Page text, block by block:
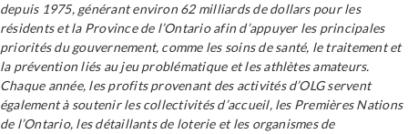
depuis 1975, générant environ 62 milliards de dollars pour les
résidents et la Province de l’Ontario afin d’appuyer les principales
priorités du gouvernement, comme les soins de santé, le traitement et
la prévention liés au jeu problématique et les athlètes amateurs.
Chaque année, les profits provenant des activités d’OLG servent
également à soutenir les collectivités d’accueil, les Premières Nations
de l’Ontario, les détaillants de loterie et les organismes de